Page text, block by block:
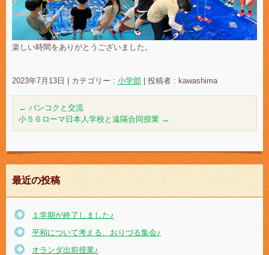
楽しい時間をありがとうございました。
2023年7月13日 カテゴリー : 小学部 投稿者 : kawashima
← バンコクと交流
小５６ローマ日本人学校と遠隔合同授業 →
最近の投稿
１学期が終了しました♪
平和について考える、おりづる集会♪
オランダ出前授業♪